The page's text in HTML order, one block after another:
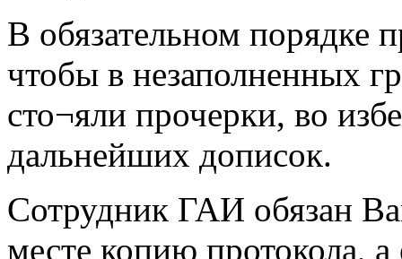
В обязательном порядке
чтобы в незаполненных
сто¬яли прочерки, во
дальнейших дописок.
Сотрудник ГАИ обязан
месте копию протокола, а